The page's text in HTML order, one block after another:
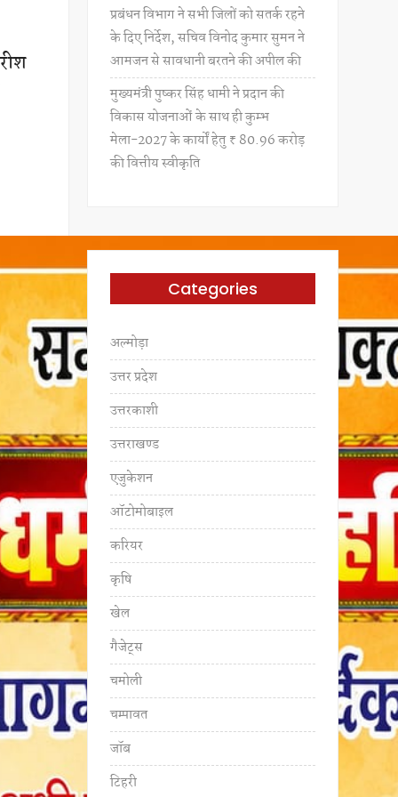
प्रबंधन विभाग ने सभी जिलों को सतर्क रहने
के दिए निर्देश, सचिव विनोद कुमार सुमन ने
आमजन से सावधानी बरतने की अपील की
मुख्यमंत्री पुष्कर सिंह धामी ने प्रदान की
विकास योजनाओं के साथ ही कुम्भ
मेला-2027 के कार्यों हेतु ₹ 80.96 करोड़
की वित्तीय स्वीकृति
Categories
अल्मोड़ा
उत्तर प्रदेश
उत्तरकाशी
उत्तराखण्ड
एजुकेशन
ऑटोमोबाइल
करियर
कृषि
खेल
गैजेट्स
चमोली
चम्पावत
जॉब
टिहरी